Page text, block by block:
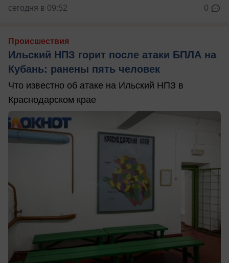
сегодня в 09:52 0
Происшествия
Ильский НПЗ горит после атаки БПЛА на
Кубань: ранены пять человек
Что известно об атаке на Ильский НПЗ в
Краснодарском крае